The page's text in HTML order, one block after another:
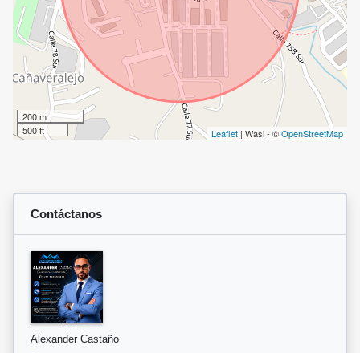
200 m
500 ft
Leaflet | Wasi - ©OpenStreetMap
Contáctanos
Alexander Castaño